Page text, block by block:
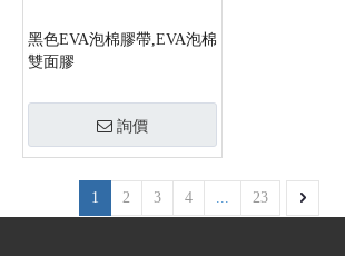
黑色EVA泡棉膠帶,EVA泡棉
雙面膠
詢價
1 2 3 4 23